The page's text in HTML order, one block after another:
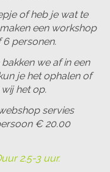
of heb je wat te
een workshop
6 personen.
we af in een
je het ophalen of
het op.
servies
€ 20.00
2.5-3 uur.